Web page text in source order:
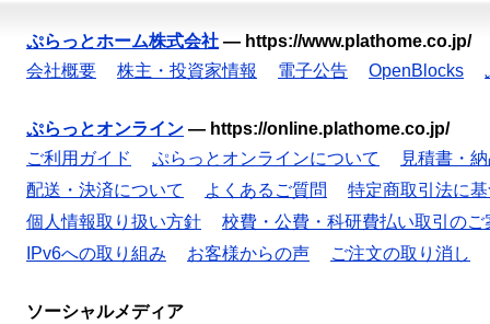
ぷらっとホーム株式会社 — https://www.plathome.co.jp/
会社概要
株主・投資家情報 電子公告 OpenBlocks
ぷらっとオンライン — https://online.plathome.co.jp/
ご利用ガイド
ぷらっとオンラインについて
見積書・
配送・決済について
よくあるご質問
特定商取引法に
個人情報取り扱い方針
校費・公費・科研費払い取引のご
IPv6への取り組み
お客様からの声 ご注文の取り消し
ソーシャルメディア